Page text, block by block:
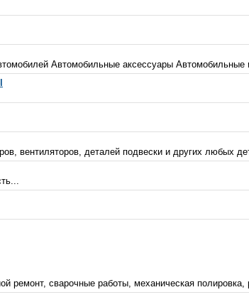
Автомобильные аксессуары
вентиляторов, деталей подвески и других любых
ремонт, сварочные работы, механическая